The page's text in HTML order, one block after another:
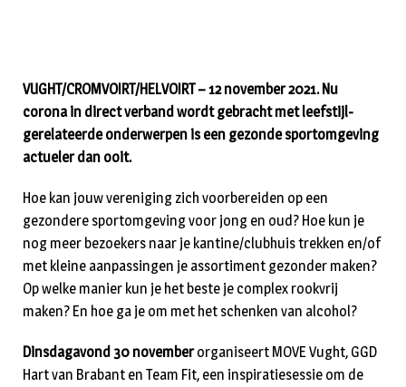
VUGHT/CROMVOIRT/HELVOIRT – 12 november 2021. Nu
corona in direct verband wordt gebracht met leefstijl-
gerelateerde onderwerpen is een gezonde sportomgeving
actueler dan ooit.
Hoe kan jouw vereniging zich voorbereiden op een
gezondere sportomgeving voor jong en oud? Hoe kun je
nog meer bezoekers naar je kantine/clubhuis trekken en/of
met kleine aanpassingen je assortiment gezonder maken?
Op welke manier kun je het beste je complex rookvrij
maken? En hoe ga je om met het schenken van alcohol?
Dinsdagavond 30 novemberorganiseert MOVE Vught, GGD
Hart van Brabant en Team Fit, een inspiratiesessie om de